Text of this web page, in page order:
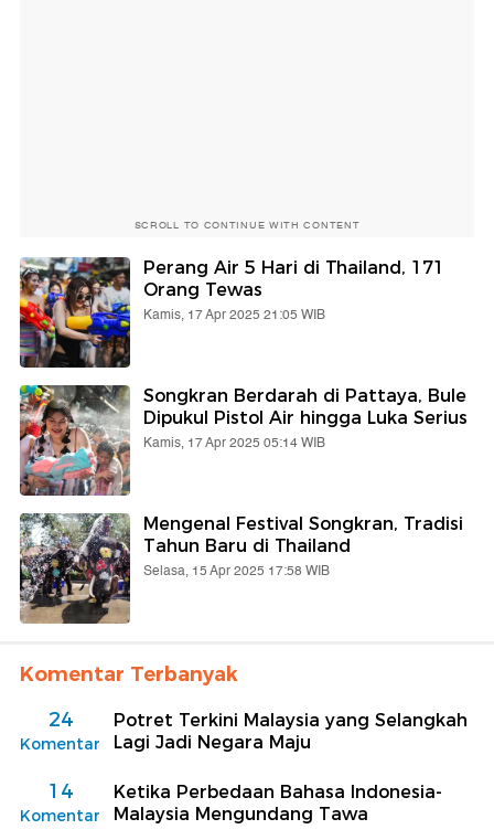
SCROLL TO CONTINUE WITH CONTENT
Perang Air 5 Hari di Thailand, 171
Orang Tewas
Kamis, 17 Apr 2025 21:05 WIB
Songkran Berdarah di Pattaya, Bule
Dipukul Pistol Air hingga Luka Serius
Kamis, 17 Apr 2025 05:14 WIB
Mengenal Festival Songkran, Tradisi
Tahun Baru di Thailand
Selasa, 15 Apr 2025 17:58 WIB
Komentar Terbanyak
24
Komentar
Potret Terkini Malaysia yang Selangkah
Lagi Jadi Negara Maju
14
Komentar
Ketika Perbedaan Bahasa Indonesia-
Malaysia Mengundang Tawa